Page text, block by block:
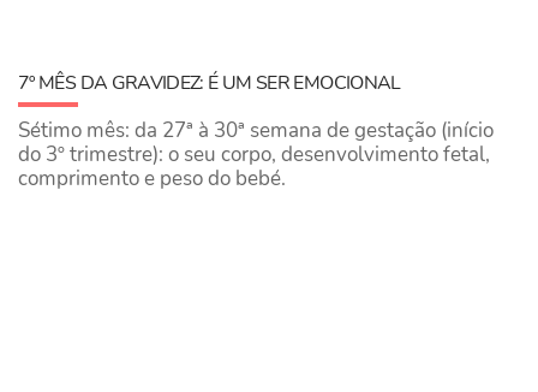
7º MÊS DA GRAVIDEZ: É UM SER EMOCIONAL
Sétimo mês: da 27ª à 30ª semana de gestação (início
do 3º trimestre): o seu corpo, desenvolvimento fetal,
comprimento e peso do bebé.